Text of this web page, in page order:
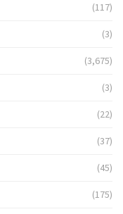
(117)
(3)
(3,675)
(3)
(22)
(37)
(45)
(175)